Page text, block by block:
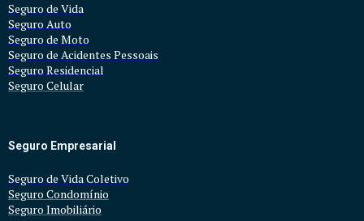
Seguro de Vida
Seguro Auto
Seguro de Moto
Seguro de Acidentes Pessoais
Seguro Residencial
Seguro Celular
Seguro Empresarial
Seguro de Vida Coletivo
Seguro Condomínio
Seguro Imobiliário